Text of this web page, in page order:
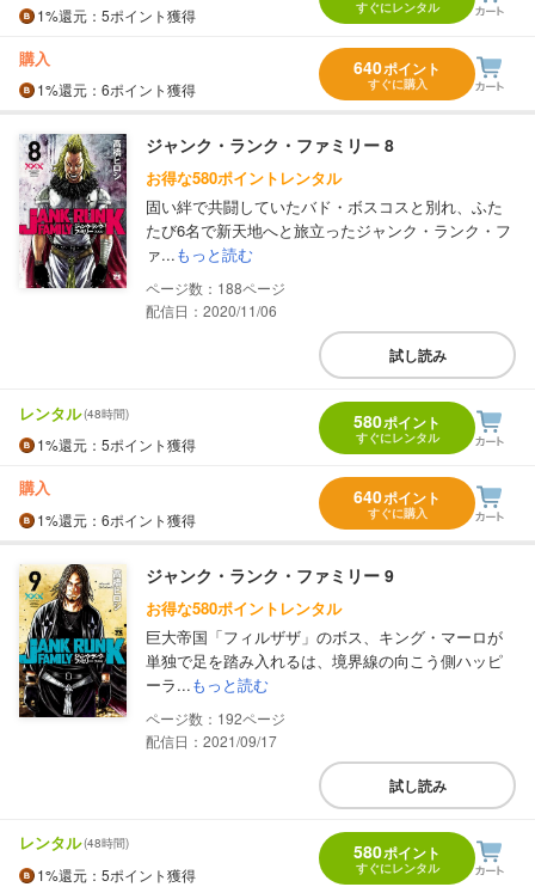
1%還元 ：5ポイント獲得 すぐにレンタル
購入
1%還元 ：6ポイント獲得
640ポイント
すぐに購入
ジャンク・ランク・ファミリー 8
お得な580ポイントレンタル
固い絆で共闘していたバド・ボスコスと別れ、ふた
たび6名で新天地へと旅立ったジャンク・ランク・フ
ァ...もっと読む
188
配信日：2020/11/06
試し読み
レンタル(48時間)
1%還元 ：5ポイント獲得
580ポイント
すぐにレンタル
購入
1%還元 ：6ポイント獲得
640ポイント
すぐに購入
ジャンク・ランク・ファミリー 9
お得な580ポイントレンタル
巨大帝国「フィルザザ」のボス、キング・マーロが
単独で足を踏み入れるは、境界線の向こう側ハッピ
ーラ...もっと読む
192
配信日：2021/09/17
試し読み
レンタル(48時間)
1%還元 ：5ポイント獲得
580ポイント
すぐにレンタル